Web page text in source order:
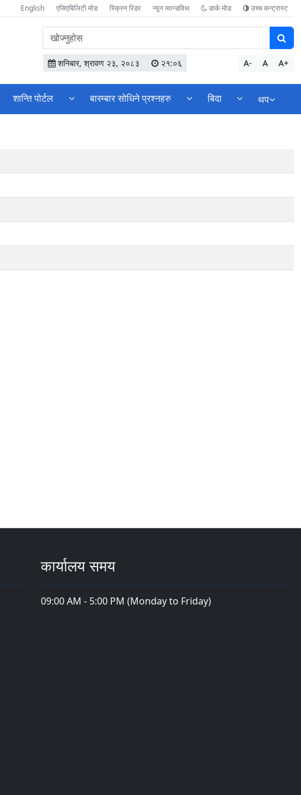
English एसिएबिलिटी मोड स्क्रिन रिडर न्यून व्यान्डविथ डार्क मोड उच्च कन्ट्रास्ट
वेबसाइटमा
सामग्री
खोज्नुहोस
शनिबार, श्रावण २३, २०८३ २१:०६ A- A A+
शान्ति पोर्टल बारम्बार सोधिने प्रश्नहरु बिदा थप
कार्यालय समय
09:00 AM - 5:00 PM (Monday to Friday)